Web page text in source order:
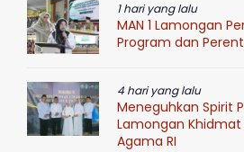
1 hari yang lalu
MAN 1 Lamongan
Program dan
4 hari yang lalu
Meneguhkan Spirit
Lamongan
Agama RI